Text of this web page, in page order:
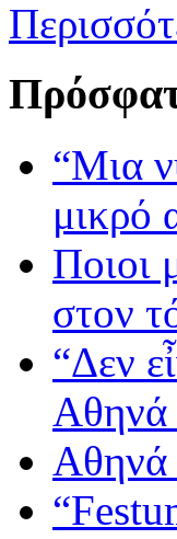
“Μια
μικρό
Ποιοι
στον
“Δεν
Αθηνά